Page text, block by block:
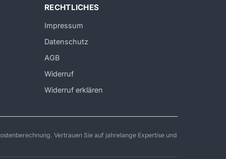
RECHTLICHES
Impressum
Datenschutz
AGB
Widerruf
Widerruf erklären
Vertrauen Sie auf jahrelange Expertise und